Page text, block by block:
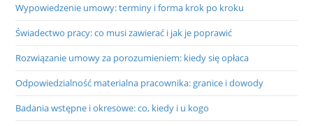
Wypowiedzenie umowy: terminy i forma krok po kroku
Świadectwo pracy: co musi zawierać i jak je poprawić
Rozwiązanie umowy za porozumieniem: kiedy się opłaca
Odpowiedzialność materialna pracownika: granice i dowody
Badania wstępne i okresowe: co, kiedy i u kogo